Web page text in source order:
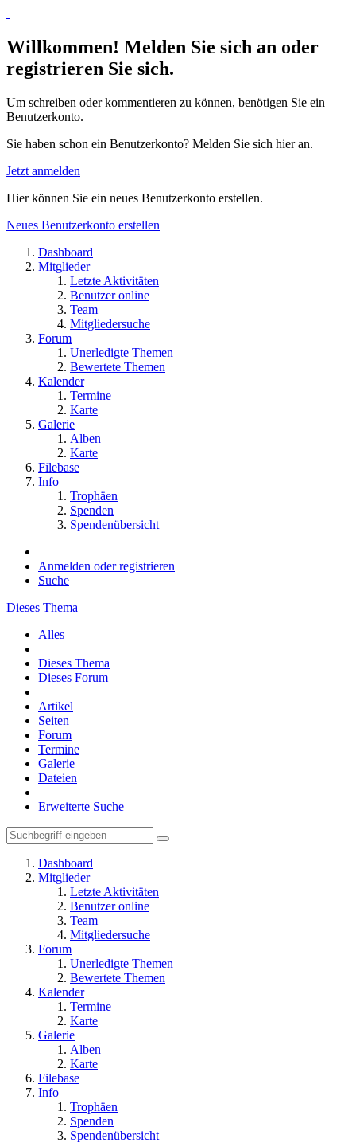
Willkommen! Melden Sie sich an oder
registrieren Sie sich.
Um schreiben oder kommentieren zu können, benötigen Sie ein
Benutzerkonto.
Sie haben schon ein Benutzerkonto? Melden Sie sich hier an.
Jetzt anmelden
Hier können Sie ein neues Benutzerkonto erstellen.
Neues Benutzerkonto erstellen
Dashboard
Mitglieder
Letzte Aktivitäten
Benutzer online
Team
Mitgliedersuche
Forum
Unerledigte Themen
Bewertete Themen
Kalender
Termine
Karte
Galerie
Alben
Karte
Filebase
Info
Trophäen
Spenden
Spendenübersicht
Anmelden oder registrieren
Suche
Dieses Thema
Alles
Dieses Thema
Dieses Forum
Artikel
Seiten
Forum
Termine
Galerie
Dateien
Erweiterte Suche
Dashboard
Mitglieder
Letzte Aktivitäten
Benutzer online
Team
Mitgliedersuche
Forum
Unerledigte Themen
Bewertete Themen
Kalender
Termine
Karte
Galerie
Alben
Karte
Filebase
Info
Trophäen
Spenden
Spendenübersicht